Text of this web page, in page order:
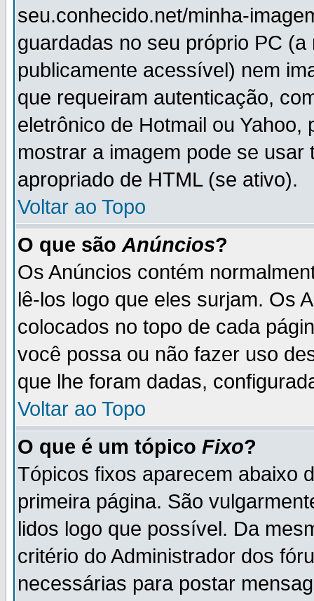
seu.conhecido.net/minha-
guardadas no seu próprio PC
publicamente acessível) nem
que requeiram autenticação,
eletrônico de Hotmail ou
mostrar a imagem pode se
apropriado de HTML (se ativo).
Voltar ao Topo
O que são Anúncios?
Os Anúncios contém
lê-los logo que eles surjam. Os
colocados no topo de cada
você possa ou não fazer uso
que lhe foram dadas,
Voltar ao Topo
O que é um tópico Fixo?
Tópicos fixos aparecem abaixo
primeira página. São
lidos logo que possível. Da
critério do Administrador dos
necessárias para postar